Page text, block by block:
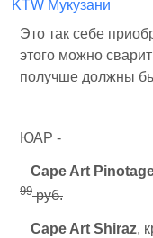
Это так себе
этого можно
получше должны
ЮАР -
Cape Art
99руб.
Cape Art Shiraz,